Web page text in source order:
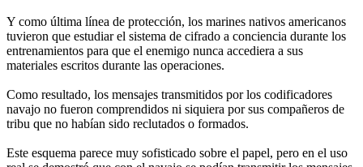
Y como última línea de protección, los marines nativos americanos
tuvieron que estudiar el sistema de cifrado a conciencia durante los
entrenamientos para que el enemigo nunca accediera a sus
materiales escritos durante las operaciones.
Como resultado, los mensajes transmitidos por los codificadores
navajo no fueron comprendidos ni siquiera por sus compañeros de
tribu que no habían sido reclutados o formados.
Este esquema parece muy sofisticado sobre el papel, pero en el uso